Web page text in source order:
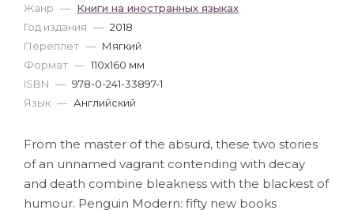
Жанр — Книги на иностранных языках
Год издания — 2018
Переплет — Мягкий
Формат — 110x160 мм
ISBN — 978-0-241-33897-1
Язык — Английский
From the master of the absurd, these two stories
of an unnamed vagrant contending with decay
and death combine bleakness with the blackest of
humour. Penguin Modern: fifty new books